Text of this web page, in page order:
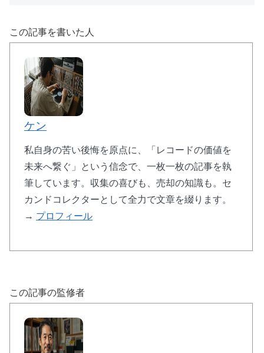
この記事を書いた人
ケン
私自身の苦い後悔を原点に、「レコードの価値を
未来へ繋ぐ」という信念で、一枚一枚の記事を執
筆しています。収集の喜びも、売却の知識も。セ
カンドコレクターとして全力で文章を綴ります。
→ プロフィール
この記事の監修者